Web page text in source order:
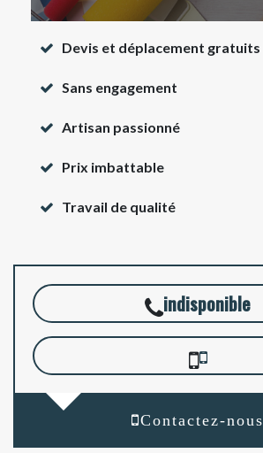
Devis et déplacement gratuits
Sans engagement
Artisan passionné
Prix imbattable
Travail de qualité
indisponible
Contactez-nous